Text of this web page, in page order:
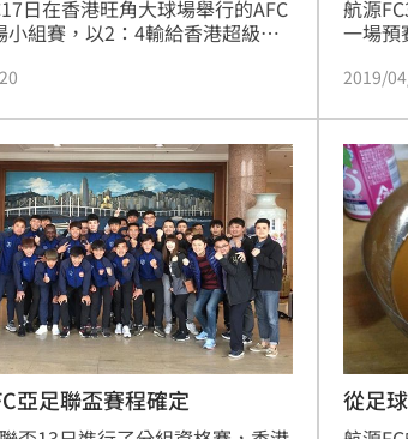
日在香港旺角大球場舉行的AFC
小組賽，以2：4輸給香港超級聯
個組合以2：0戰勝香港傑志，
航源
一場預
力不夠
1：5
2019/
亞足聯盃賽程確定 從足